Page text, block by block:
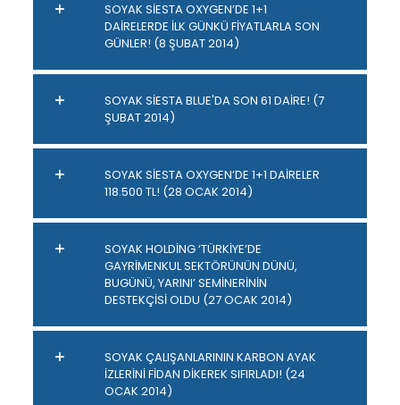
SOYAK SİESTA OXYGEN’DE 1+1
DAİRELERDE İLK GÜNKÜ FİYATLARLA SON
GÜNLER! (8 ŞUBAT 2014)
SOYAK SİESTA BLUE'DA SON 61 DAİRE! (7
ŞUBAT 2014)
SOYAK SİESTA OXYGEN’DE 1+1 DAİRELER
118.500 TL! (28 OCAK 2014)
SOYAK HOLDİNG ‘TÜRKİYE’DE
GAYRİMENKUL SEKTÖRÜNÜN DÜNÜ,
BUGÜNÜ, YARINI’ SEMİNERİNİN
DESTEKÇİSİ OLDU (27 OCAK 2014)
SOYAK ÇALIŞANLARININ KARBON AYAK
İZLERİNİ FİDAN DİKEREK SIFIRLADI! (24
OCAK 2014)